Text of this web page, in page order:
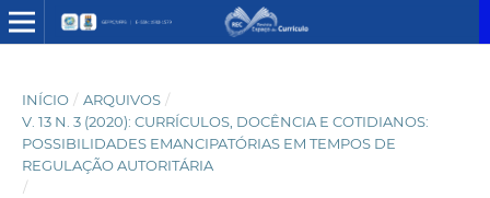
INÍCIO / ARQUIVOS /
V. 13 N. 3 (2020): CURRÍCULOS, DOCÊNCIA E COTIDIANOS:
POSSIBILIDADES EMANCIPATÓRIAS EM TEMPOS DE
REGULAÇÃO AUTORITÁRIA
/